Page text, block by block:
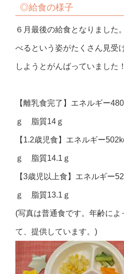
◎給食の様子
６月最後の給食となりました
べるという姿がたくさん見受
しようとがんばっていました！
【離乳食完了】エネルギー
ｇ 脂質14ｇ
【1.2歳児食】エネルギー
ｇ 脂質14.1ｇ
【3歳児以上食】エネルギー
ｇ 脂質13.1ｇ
(写真は普通食です。年齢によ
て、提供しています。)